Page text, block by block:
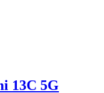
13C 5G